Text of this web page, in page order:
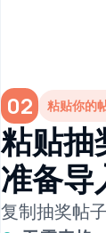
02 粘贴你的
粘贴抽
准备导
复制抽奖帖